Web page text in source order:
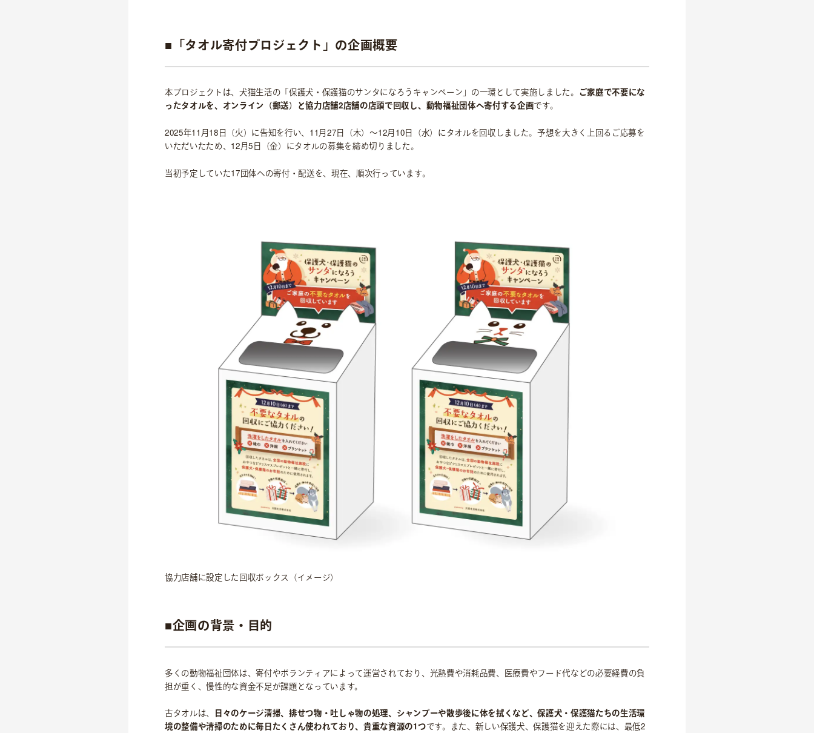
トリミングサロン
私たちについて
採用情報
ニュース
IR情報
お問い合わせ
■「タオル寄付プロジェクト」の企画概要
本プロジェクトは、犬猫生活の「保護犬・保護猫のサンタになろうキャンペーン」の一環として実施しました。 ご家庭で不要にな
ったタオルを、オンライン（郵送）と協力店舗2店舗の店頭で回収し、動物福祉団体へ寄付する企画です。
2025年11月18日（火）に告知を行い、11月27日（木）～12月10日（水）にタオルを回収しました。予想を大きく上回るご応募を
いただいたため、12月5日（金）にタオルの募集を締め切りました。
当初予定していた17団体への寄付・配送を、現在、順次行っています。
協力店舗に設定した回収ボックス（イメージ）
■企画の背景・目的
多くの動物福祉団体は、寄付やボランティアによって運営されており、光熱費や消耗品費、医療費やフード代などの必要経費の負
担が重く、慢性的な資金不足が課題となっています。
古タオルは、
日々のケージ清掃、排せつ物・吐しゃ物の処理、シャンプーや散歩後に体を拭くなど、保護犬・保護猫たちの生活環
境の整備や清掃のために毎日たくさん使われており、貴重な資源の1つです。また、新しい保護犬、保護猫を迎えた際には、最低2